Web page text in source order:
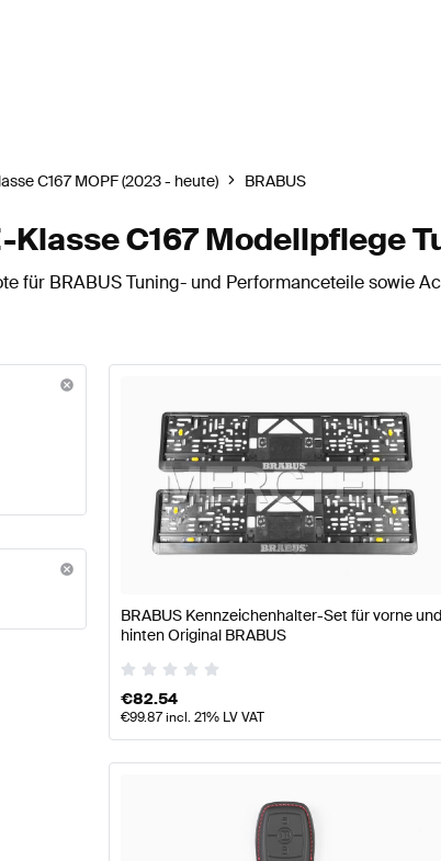
C167 MOPF (2023 - heute) BRABUS
Klasse C167 Modellpflege
für BRABUS Tuning- und Performanceteile sowie
und PerformanceteileBRABUS A-Klasse
Modellpflege Tuning- und Performanceteile
BRABUS Kennzeichenhalter-Set für vorne und
hinten Original BRABUS
€82.54
€99.87incl. 21% LV VAT